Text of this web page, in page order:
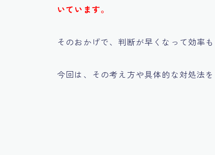
いています。
そのおかげで、判断が早くなって効率も
今回は、その考え方や具体的な対処法